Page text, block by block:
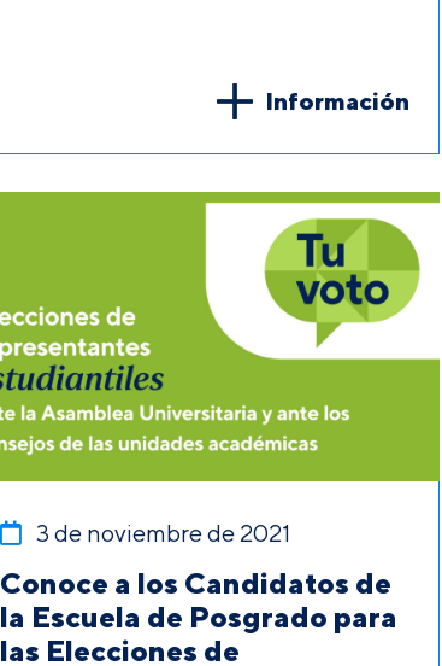
Información
3 de noviembre de 2021
Conoce a los Candidatos de
la Escuela de Posgrado para
las Elecciones de